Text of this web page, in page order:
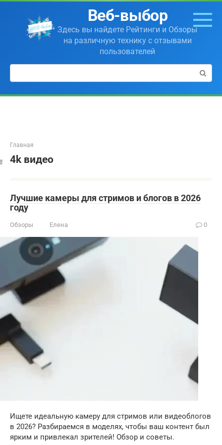
Перейти
контенту
Веб-выбор
Здесь вы найдете Рейтинги и Обзоры
на различную технику с отзывами
пользователей
Поиск:
Главная
4k видео
Лучшие камеры для стримов и блогов в 2026
году
Обзоры Елена 0
Ищете идеальную камеру для стримов или видеоблогов
в 2026? Разбираемся в моделях, чтобы ваш контент был
ярким и привлекал зрителей! Обзор и советы.